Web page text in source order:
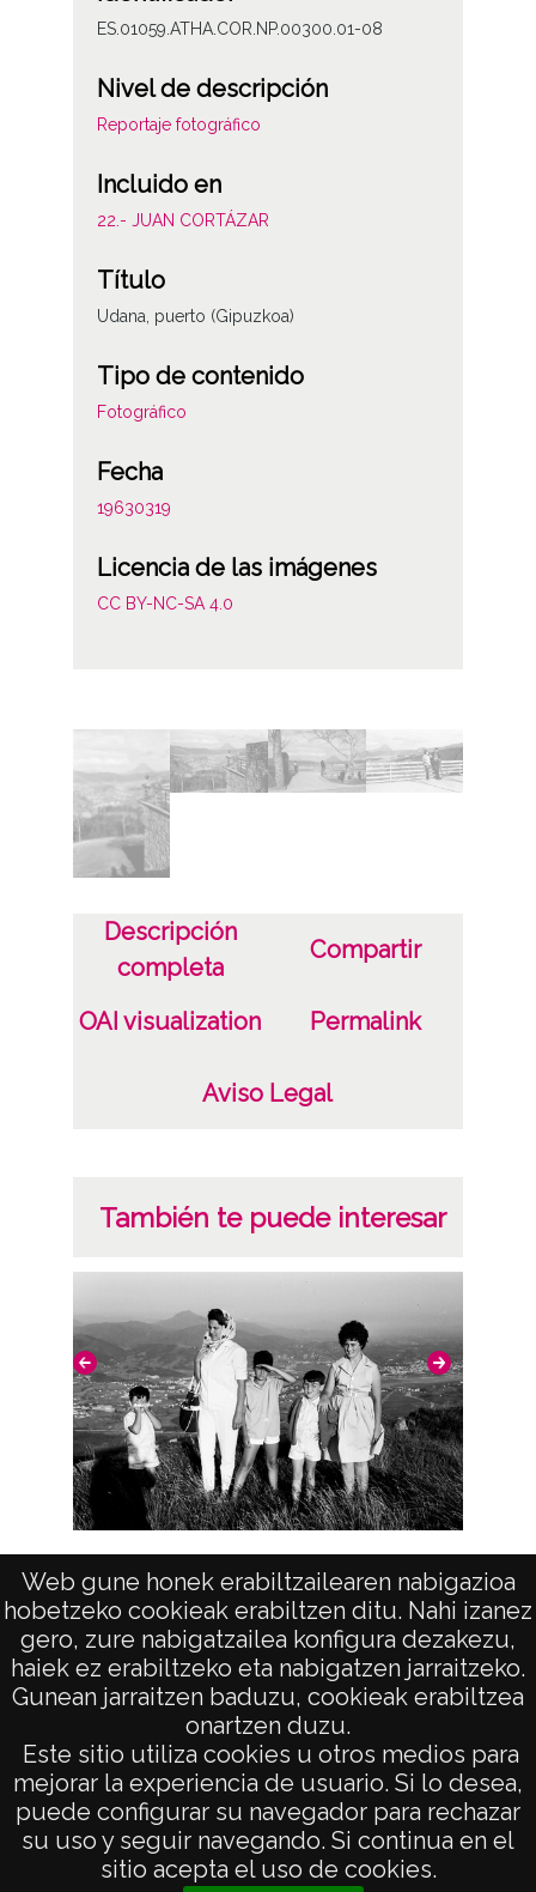
Web gune honek erabiltzailearen nabigazioa
hobetzeko cookieak erabiltzen ditu. Nahi izanez
gero, zure nabigatzailea konfigura dezakezu,
haiek ez erabiltzeko eta nabigatzen jarraitzeko.
Gunean jarraitzen baduzu, cookieak erabiltzea
onartzen duzu.
Este sitio utiliza cookies u otros medios para
mejorar la experiencia de usuario. Si lo desea,
puede configurar su navegador para rechazar
su uso y seguir navegando. Si continua en el
sitio acepta el uso de cookies.
ES.01059.ATHA.COR.NP.00300.01-08
Nivel de descripción
Reportaje fotográfico
Incluido en
22.- JUAN CORTÁZAR
Título
Udana, puerto (Gipuzkoa)
Tipo de contenido
Fotográfico
Fecha
19630319
Licencia de las imágenes
CC BY-NC-SA 4.0
Descripción
completa
Compartir
OAI visualization Permalink
Aviso Legal
También te puede interesar
Jaizkibel (Gipuzkoa)
AVISO LEGAL
POLÍTICA DE PRIVACIDAD
ACCESIBILIDAD
ATENCIÓN CIUDADANA